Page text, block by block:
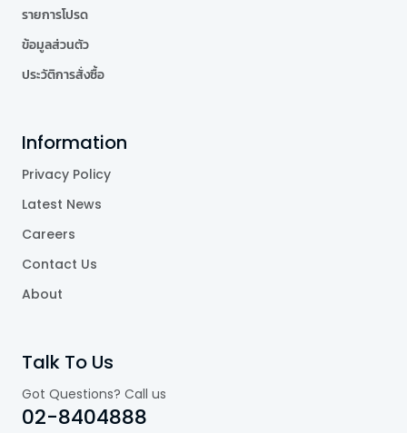
รายการโปรด
ข้อมูลส่วนตัว
ประวัติการสั่งซื้อ
Information
Privacy Policy
Latest News
Careers
Contact Us
About
Talk To Us
Got Questions? Call us
02-8404888